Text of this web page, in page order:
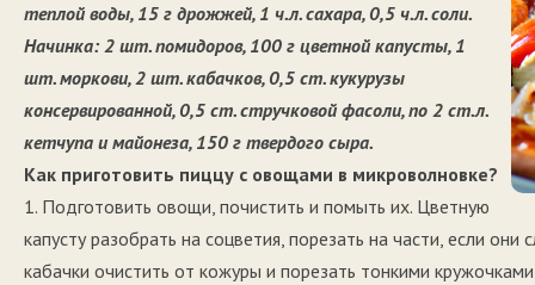
теплой воды, 15 г дрожжей, 1 ч.л. сахара, 0,5 ч.л. соли.
Начинка: 2 шт. помидоров, 100 г цветной капусты, 1
шт. моркови, 2 шт. кабачков, 0,5 ст. кукурузы
консервированной, 0,5 ст. стручковой фасоли, по 2 ст.л.
кетчупа и майонеза, 150 г твердого сыра.
Как приготовить пиццу с овощами в микроволновке?
1. Подготовить овощи, почистить и помыть их. Цветную
капусту разобрать на соцветия, порезать на части, если
кабачки очистить от кожуры и порезать тонкими